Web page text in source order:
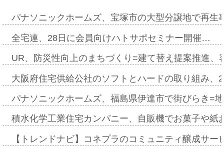
パナソニックホームズ、宝塚市の大型分譲地で再
全宅連、28日に会員向けハトサポセミナー開催…
UR、防災性向上のまちづくり=建て替え提案推進
大阪府住宅供給公社のソフトとハードの取り組み
パナソニックホームズ、福島県伊達市で街びらき=
積水化学工業住宅カンパニー、自販機でお菓子や
【トレンドナビ】コネプラのコミュニティ醸成サ